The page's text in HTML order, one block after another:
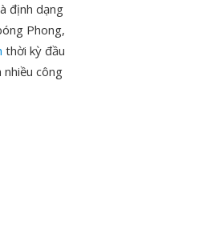
định dạng
Phong,
thời kỳ đầu
công